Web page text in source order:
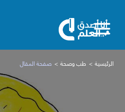
الرئيسية طب وصحة صفحة المقال